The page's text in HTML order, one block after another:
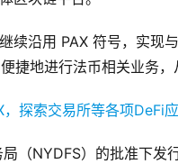
续沿用 PAX 符号，实现
捷地进行法币相关业务，
（NYDFS）的批准下